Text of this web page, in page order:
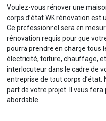
Voulez-vous rénover une
corps d’état WK rénovation
Ce professionnel sera en
rénovation requis pour que
pourra prendre en charge tous
électricité, toiture, chauffage, et
interlocuteur dans le cadre de
entreprise de tout corps d’état.
part de votre projet. Il vous
abordable.